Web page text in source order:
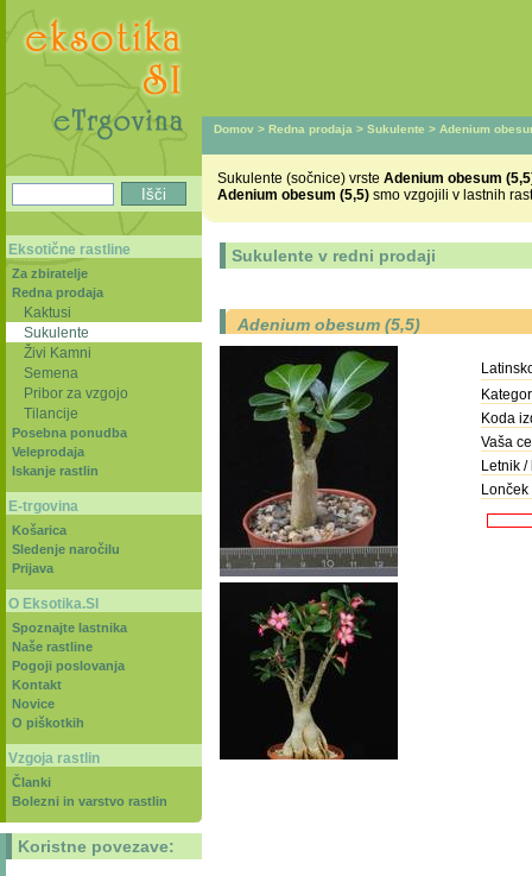
Domov > Redna prodaja > Sukulente > Adenium
Sukulente (sočnice) vrste Adenium obesum
Adenium obesum (5,5) smo vzgojili v lastnih
Sukulente v redni prodaji
Adenium obesum (5,5)
Koda
Vaša
Letnik /
Lonček
Eksotične rastline
Za zbiratelje
Redna prodaja
Kaktusi
Sukulente
Živi Kamni
Semena
Pribor za vzgojo
Tilancije
Posebna ponudba
Veleprodaja
Iskanje rastlin
E-trgovina
Košarica
Sledenje naročilu
Prijava
O Eksotika.SI
Spoznajte lastnika
Naše rastline
Pogoji poslovanja
Kontakt
Novice
O piškotkih
Vzgoja rastlin
Članki
Bolezni in varstvo rastlin
Koristne povezave: